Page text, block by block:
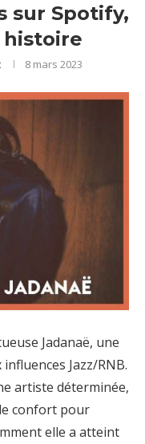
sur Spotify,
histoire
8 mars 2023
Jadanaë, une
Jazz/RNB.
artiste déterminée,
confort pour
elle a atteint